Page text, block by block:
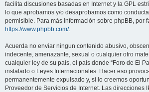
facilita discusiones basadas en Internet y la GPL
lo que aprobamos y/o desaprobamos como
permisible. Para más información sobre phpBB, por
https://www.phpbb.com/.
Acuerda no enviar ningun contenido abusivo,
indecente, amenazante, sexual o cualquier otro
cualquier ley de su país, el país donde “Foro de El
instalado o Leyes Internacionales. Hacer eso
permanentemente expulsado y, si lo creemos
Proveedor de Servicios de Internet. Las direcciones